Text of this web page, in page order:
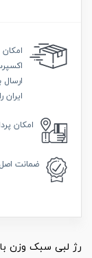
امکان
ارسال
ایران
امکان
ضمانت
رژ لبی سبک وزن